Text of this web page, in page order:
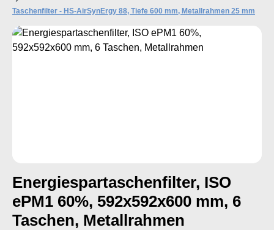
Taschenfilter - HS-AirSynErgy 88, Tiefe 600 mm, Metallrahmen 25 mm
Bildergalerie überspringen
Energiespartaschenfilter, ISO
ePM1 60%, 592x592x600 mm, 6
Taschen, Metallrahmen